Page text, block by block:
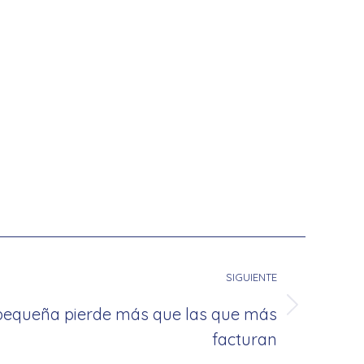
SIGUIENTE
pierde más que las que más
facturan